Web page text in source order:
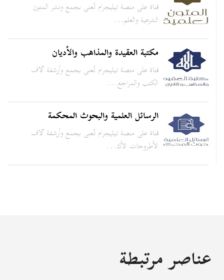
قناة على منصة تيليجرام تُعنى بجمع ونشر المتون
الشرعية والعلم...
مكتبة العقيدة والمذاهب والأديان
قناة على منصة تيليجرام تُعنى بجمع وأرشفة آلاف
الكتب والمراجع...
الرسائل العلمية والبحوث المحكمة
قناة على منصة تيليجرام تُعنى بجمع وأرشفة آلاف
الأطروحات الأك...
عناصر مرتبطة